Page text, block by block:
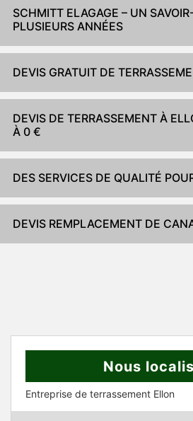
SCHMITT ELAGAGE – UN
PLUSIEURS ANNÉES
DEVIS GRATUIT DE
DEVIS DE TERRASSEMENT À
À 0 €
DES SERVICES DE QUALITÉ
DEVIS REMPLACEMENT DE
Nous
Entreprise de terrassement Ellon